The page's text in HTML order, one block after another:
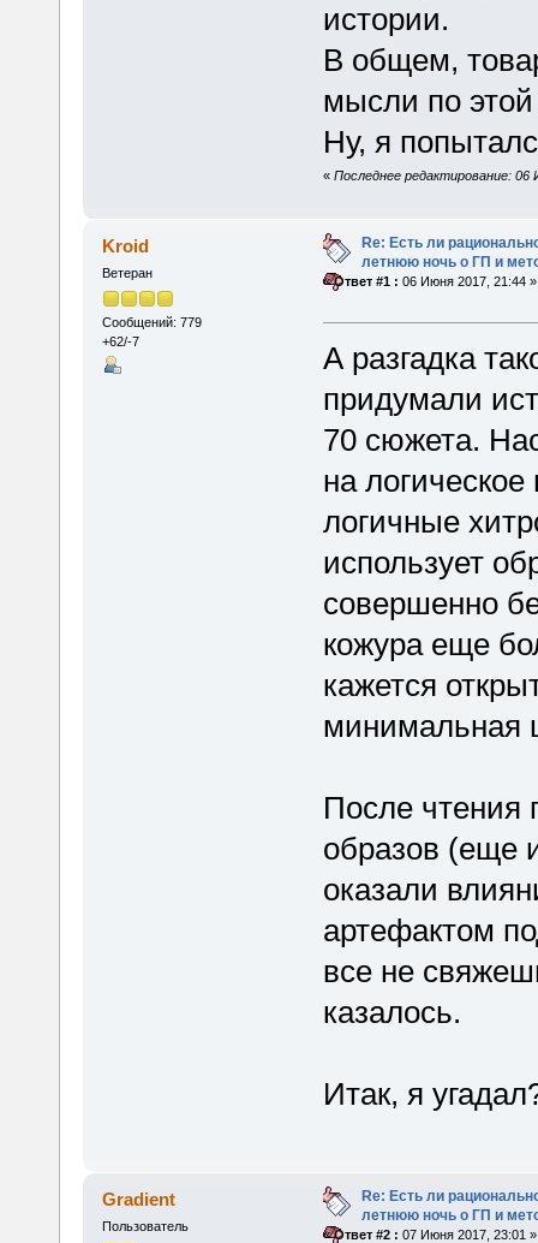
истории.
В общем,
мысли по
Ну, я
« Последнее редактирование: 06
Kroid
Ветеран
Сообщений: 779
+62/-7
Re: Есть ли
летнюю ночь о ГП и
«Ответ #1 : 06 Июня 2017, 21:44 »
А разгадка
придумали
70 сюжета.
на
логичные
использует
совершенно
кожура еще
кажется
минимальная
После чтения
образов (еще
оказали
артефактом
все не
казалось.
Итак, я
Gradient
Пользователь
Re: Есть ли
летнюю ночь о ГП и
«Ответ #2 : 07 Июня 2017, 23:01 »